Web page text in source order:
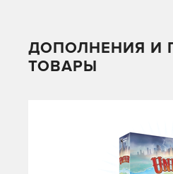
ДОПОЛНЕНИЯ И
ТОВАРЫ